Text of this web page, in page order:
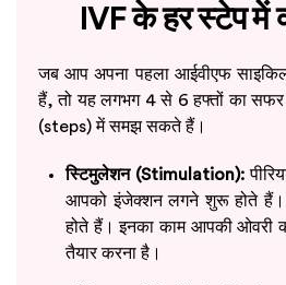
IVF के हर स्टेप में
जब आप अपना पहला आईवीएफ
हैं, तो यह लगभग 4 से 6 हफ्तों का सफर
(steps) में समझ सकते हैं।
स्टिमुलेशन (Stimulation):
आपको इंजेक्शन लगने शुरू होते हैं।
होते हैं। इनका काम आपकी ओवरी
तैयार करना है।